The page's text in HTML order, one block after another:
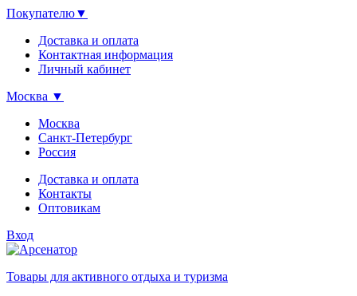
Покупателю▼
Доставка и оплата
Контактная информация
Личный кабинет
Москва ▼
Москва
Санкт-Петербург
Россия
Доставка и оплата
Контакты
Оптовикам
Вход
Товары для активного отдыха и туризма